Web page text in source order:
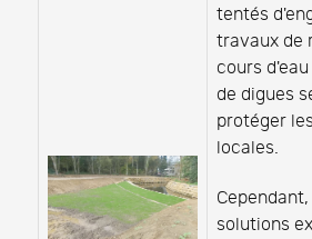
tentés
travaux de
cours
de digues
protéger
locales.
solutions